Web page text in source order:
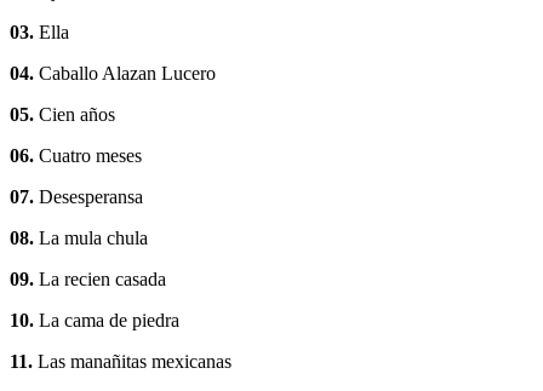
03. Ella
04. Caballo Alazan Lucero
05. Cien años
06. Cuatro meses
07. Desesperansa
08. La mula chula
09. La recien casada
10. La cama de piedra
11. Las manañitas mexicanas